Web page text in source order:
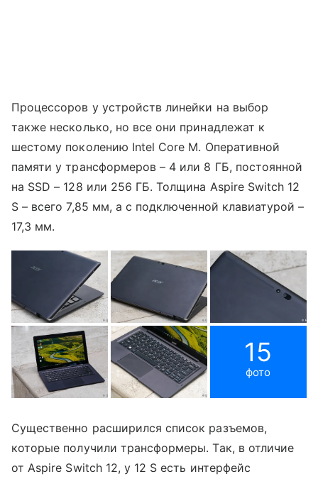
Процессоров у устройств линейки на выбор
также несколько, но все они принадлежат к
шестому поколению Intel Core M. Оперативной
памяти у трансформеров – 4 или 8 ГБ, постоянной
на SSD – 128 или 256 ГБ. Толщина Aspire Switch 12
S – всего 7,85 мм, а с подключенной клавиатурой –
17,3 мм.
15
фото
Существенно расширился список разъемов,
которые получили трансформеры. Так, в отличие
от Aspire Switch 12, у 12 S есть интерфейс